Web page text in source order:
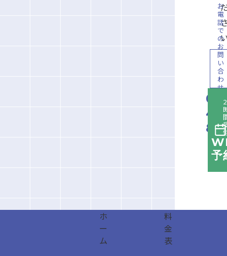
お
電
話
で
の
お
問
い
合
わ
せ
予
ホ
ー
ム
料
金
表